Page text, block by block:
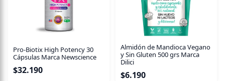
Pro-Biotix High Potency 30
Cápsulas Marca Newscience
$32.190
Almidón de Mandioca Vegano
y Sin Gluten 500 grs Marca
Dilici
$6.190